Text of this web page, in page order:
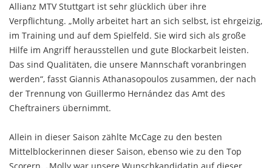
Allianz MTV Stuttgart ist sehr glücklich über ihre
Verpflichtung. „Molly arbeitet hart an sich selbst, ist ehrgeizig,
im Training und auf dem Spielfeld. Sie wird sich als große
Hilfe im Angriff herausstellen und gute Blockarbeit leisten.
Das sind Qualitäten, die unsere Mannschaft voranbringen
werden“, fasst Giannis Athanasopoulos zusammen, der nach
der Trennung von Guillermo Hernández das Amt des
Cheftrainers übernimmt.
Allein in dieser Saison zählte McCage zu den besten
Mittelblockerinnen dieser Saison, ebenso wie zu den Top